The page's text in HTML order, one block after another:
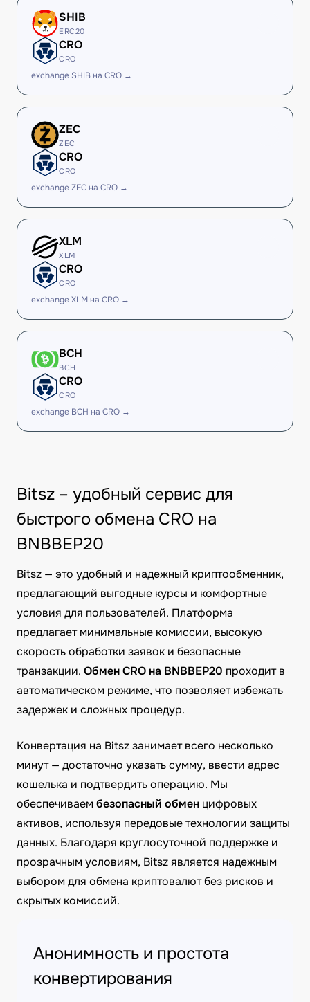
SHIB
ERC20
CRO
CRO
exchange SHIB на CRO →
ZEC
ZEC
CRO
CRO
exchange ZEC на CRO →
XLM
XLM
CRO
CRO
exchange XLM на CRO →
BCH
BCH
CRO
CRO
exchange BCH на CRO →
Bitsz – удобный сервис для
быстрого обмена CRO на
BNBBEP20
Bitsz — это удобный и надежный криптообменник,
предлагающий выгодные курсы и комфортные
условия для пользователей. Платформа
предлагает минимальные комиссии, высокую
скорость обработки заявок и безопасные
транзакции. Обмен CRO на BNBBEP20 проходит в
автоматическом режиме, что позволяет избежать
задержек и сложных процедур.
Конвертация на Bitsz занимает всего несколько
минут — достаточно указать сумму, ввести адрес
кошелька и подтвердить операцию. Мы
обеспечиваембезопасный обмен цифровых
активов, используя передовые технологии защиты
данных. Благодаря круглосуточной поддержке и
прозрачным условиям, Bitsz является надежным
выбором для обмена криптовалют без рисков и
скрытых комиссий.
Анонимность и простота
конвертирования